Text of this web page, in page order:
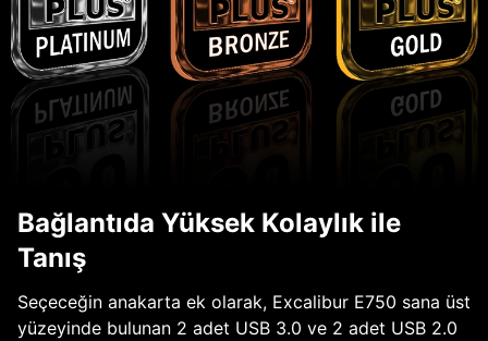
Bağlantıda Yüksek Kolaylık ile
Tanış
Seçeceğin anakarta ek olarak, Excalibur E750 sana üst
yüzeyinde bulunan 2 adet USB 3.0 ve 2 adet USB 2.0